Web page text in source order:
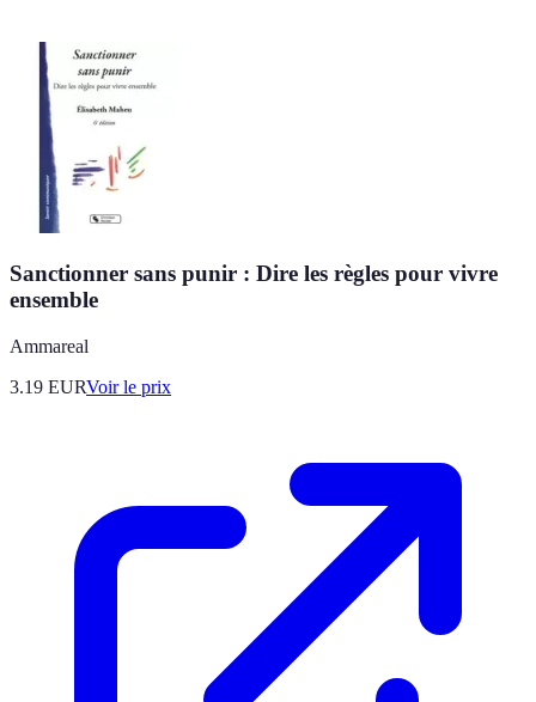
Sanctionner sans punir : Dire les règles pour vivre
ensemble
Ammareal
3.19 EURVoir le prix